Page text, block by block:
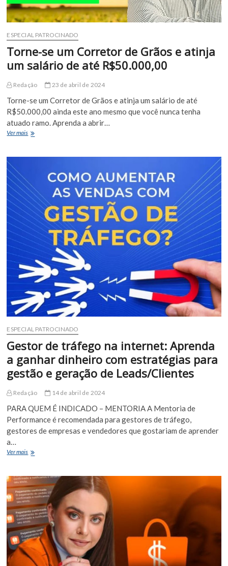
ESPECIAL PATROCINADO
Torne-se um Corretor de Grãos e atinja
um salário de até R$50.000,00
Redação 23 de abril de 2024
Torne-se um Corretor de Grãos e atinja um salário de até
R$50.000,00 ainda este ano mesmo que você nunca tenha
atuado ramo. Aprenda a abrir…
Ver maisTorne-
Corretor
e
atinja
um
salário
de
até
R$50.000,00
ESPECIAL PATROCINADO
Gestor de tráfego na internet: Aprenda
a ganhar dinheiro com estratégias para
gestão e geração de Leads/Clientes
Redação 14 de abril de 2024
PARA QUEM É INDICADO – MENTORIA A Mentoria de
Performance é recomendada para gestores de tráfego,
gestores de empresas e vendedores que gostariam de aprender
a…
Ver maisGestor
na
internet:
Aprenda
a
ganhar
dinheiro
com
estratégias
para
gestão